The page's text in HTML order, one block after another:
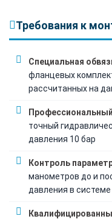
Требования к
Специальная
фланцевых
рассчитанных на
точный
давления 10 бар
Контроль
манометров до и
давления в системе